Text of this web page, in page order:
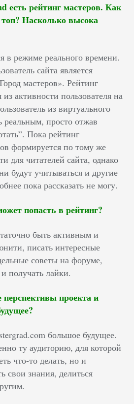
есть рейтинг мастеров. Как
топ? Насколько высока
в режиме реального времени.
сайта является
мастеров». Рейтинг
активности пользователя на
из виртуального
реальным, просто отжав
Пока рейтинг
формируется по тому же
для читателей сайта, однако
будут учитываться и другие
пока рассказать не могу.
попасть в рейтинг?
быть активным и
писать интересные
советы на форуме,
получать лайки.
проекта и
большое будущее.
ту аудиторию, для которой
что-то делать, но и
свои знания, делиться